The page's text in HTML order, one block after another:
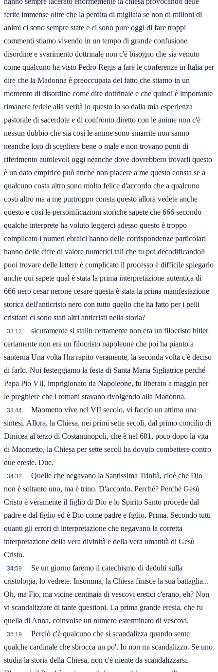
ferite immense oltre che la perdita di migliaia se non di milioni di
animi ci sono sempre state e ci sono pure oggi di fare troppi
commenti stiamo vivendo in un tempo di grande confusione
disordine e svarimento dottrinale non c'è bisogno che sia venuto
come qualcuno ha visto Pedro Regis a fare le conferenze in Italia per
dire che la Madonna è preoccupata del fatto che stiamo in un
momento di disordine come dire dottrinale e che quindi è importante
rimanere fedele alla verità io questo lo so dalla mia esperienza
pastorale di sacerdote e di confronto diretto con le anime non c'è
nessun dubbio che sia così le anime sono smarrite non sanno
neanche loro di scegliere bene o male e non trovano punti di
riferimento autolevoli oggi neanche dove dovrebbero trovarli questo
è un dato empirico può anche non piacere a me questo consta se a
qualcuno costa altro sono molto felice d'accordo che a qualcuno
costi altro ma a me purtroppo consta questo allora vedete anche
questo e così le personificazioni storiche sapete che 666 secondo
qualche interprete ha voluto leggerci adesso questo è troppo
complicato i numeri ebraici hanno delle corrispondenze particolari
hanno delle cifre di valore numerici tali che tu poi decodificandoli
puoi trovare delle lettere è complicato il processo è difficile spiegarlo
anche qui sapete qual è stata la prima interpretazione autentica di
666 nero cesar nerone cesare questa è stata la prima manifestazione
storica dell'anticristo nero con tutto quello che ha fatto per i pelli
cristiani ci sono stati altri anticristi nella storia?
33:12
sicuramente si stalin certamente non era un filocristo hitler
certamente non era un filocristo napoleone che poi ha pianto a
santerna Una volta l'ha rapito veramente, la seconda volta c'è deciso
di farlo. Noi festeggiamo la festa di Santa Maria Sigliatrice perché
Papa Pio VII, imprigionato da Napoleone, fu liberato a maggio per
le preghiere che i romani stavano rivolgendo alla Madonna.
33:44
Maometto vive nel VII secolo, vi faccio un attimo una
sintesi. Allora, la Chiesa, nei primi sette secoli, dal primo concilio di
Dinicea al terzo di Costantinopoli, che è nel 681, poco dopo la vita
di Maometto, la Chiesa per sette secoli ha dovuto combattere contro
due eresie. Due.
34:32
Quelle che negavano la Santissima Trinità, cioè che Dio
non è soltanto uno, ma è trino. D'accordo. Perché? Perché Gesù
Cristo è veramente il figlio di Dio e lo Spirito Santo procede dal
padre e dal figlio ed è Dio come padre e figlio. Prima. Secondo tutti
quanti gli errori di interpretazione che negavano la corretta
interpretazione della vera divinità e della vera umanità di Gesù
Cristo.
34:59
Se un giorno faremo il catechismo di dedulti sulla
cristologia, lo vedrete. Insomma, la Chiesa finisce la sua battaglia...
Oh, ma Fio, ma vicine centinaia di vescovi eretici c'erano, eh? Non
vi scandalizzate di tante questioni. La prima grande eresia, che fu
quella di Anna, coinvolse un numero esterminato di vescovi.
35:19
Perciò c'è qualcuno che si scandalizza quando sente
qualche cardinale che sbrocca un po'. Io non mi scandalizzo. Se uno
studia la storia della Chiesa, non c'è niente da scandalizzarsi.